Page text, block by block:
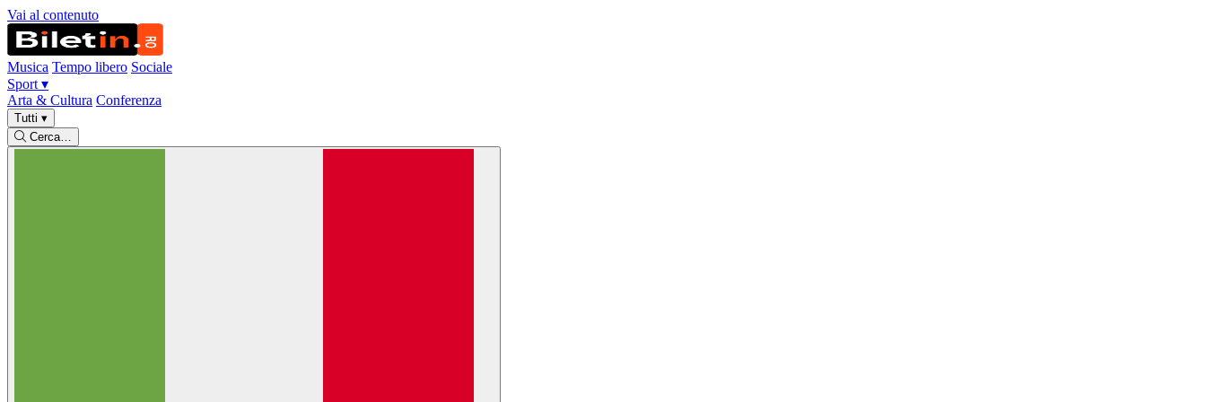
Vai al contenuto
Musica Tempo libero Sociale
Sport ▾
Arta & Cultura Conferenza
Tutti ▾
Cerca…